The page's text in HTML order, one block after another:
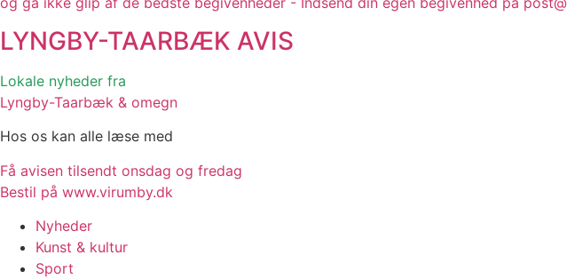
LYNGBY-TAARBÆK AVIS
Lokale nyheder fra
Lyngby-Taarbæk & omegn
Hos os kan alle læse med
Få avisen tilsendt onsdag og fredag
Bestil på www.virumby.dk
Nyheder
Kunst & kultur
Sport